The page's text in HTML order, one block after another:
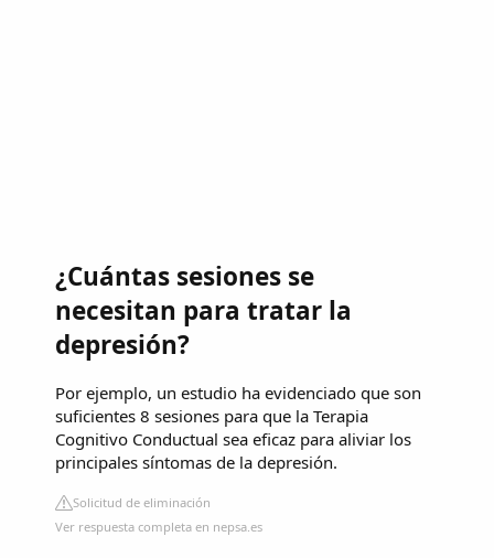
¿Cuántas sesiones se
necesitan para tratar la
depresión?
Por ejemplo, un estudio ha evidenciado que son
suficientes 8 sesiones para que la Terapia
Cognitivo Conductual sea eficaz para aliviar los
principales síntomas de la depresión.
Solicitud de eliminación
Ver respuesta completa en nepsa.es